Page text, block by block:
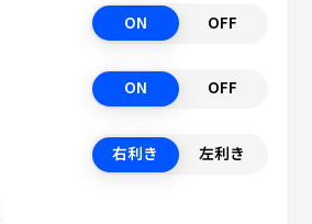
ON OFF
ON OFF
右利き 左利き